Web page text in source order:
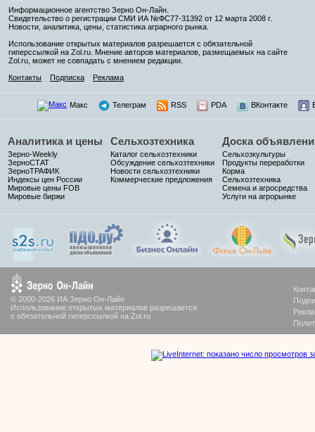
Информационное агентство Зерно Он-Лайн.
Свидетельство о регистрации СМИ ИА №ФС77-31392 от 12 марта 2008 г.
Новости, аналитика, цены, статистика аграрного рынка.
Использование открытых материалов разрешается с обязательной
гиперссылкой на Zol.ru. Мнение авторов материалов, размещаемых на сайте
Zol.ru, может не совпадать с мнением редакции.
Контакты
Подписка Реклама
Макс Телеграм RSS PDA ВКонтакте
Аналитика и цены
Зерно-Weekly
ЗерноСТАТ
ЗерноТРАФИК
Индексы цен России
Мировые цены FOB
Мировые биржи
Сельхозтехника
Каталог сельхозтехники
Обсуждение сельхозтехники
Новости сельхозтехники
Коммерческие предложения
Доска
Сельхозкультуры
Продукты переработки
Корма
Сельхозтехника
Семена и агросредства
Услуги на агрорынке
© 2000-2026 ИА Зерно Он-Лайн
Использование открытых материалов разрешается
с обязательной гиперссылкой на Zol.ru